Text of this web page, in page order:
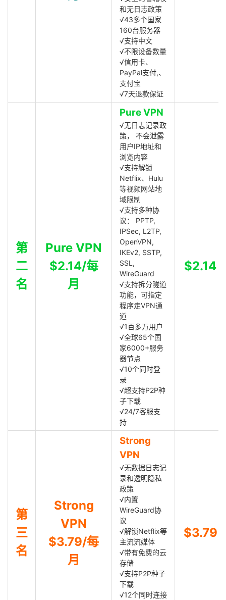
和无日志政策
√43多个国家
160台服务器
√支持中文
√不限设备数量
√信用卡、
PayPal支付,、
支付宝
√7天退款保证
第
二
名
Pure VPN
$2.14/每
月
Pure VPN
√无日志记录政
策， 不会泄露
用户IP地址和
浏览内容
√支持解锁
Netflix、Hulu
等视频网站地
域限制
√支持多种协
议： PPTP,
IPSec, L2TP,
OpenVPN,
IKEv2, SSTP,
SSL,
WireGuard
√支持拆分隧道
功能，可指定
程序走VPN通
道
√1百多万用户
√全球65个国
家6000+服务
器节点
√10个同时登
录
√超支持P2P种
子下载
√24/7客服支
持
$2.14
第
三
名
Strong
VPN
$3.79/每
月
Strong
VPN
√无数据日志记
录和透明隐私
政策
√内置
WireGuard协
议
√解锁Netflix等
主流流媒体
√带有免费的云
存储
√支持P2P种子
下载
√12个同时连接
$3.79